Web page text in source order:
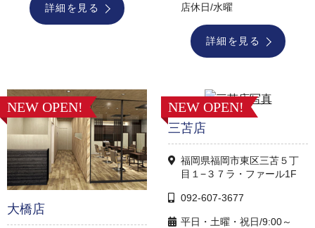
詳細を見る
店休日/水曜
詳細を見る
NEW OPEN!
大橋店
NEW OPEN!
三苫店
福岡県福岡市東区三苫５丁
目１−３７ラ・ファール1F
092-607-3677
平日・土曜・祝日/9:00～